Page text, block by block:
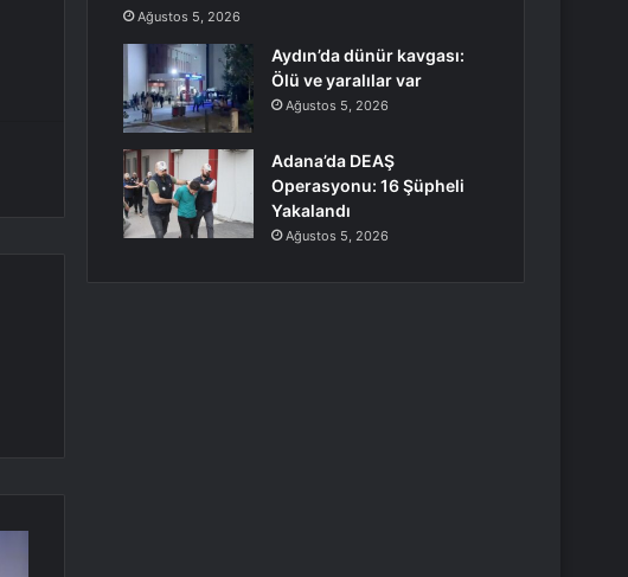
Ağustos 5, 2026
Aydın’da dünür kavgası:
Ölü ve yaralılar var
Ağustos 5, 2026
Adana’da DEAŞ
Operasyonu: 16 Şüpheli
Yakalandı
Ağustos 5, 2026